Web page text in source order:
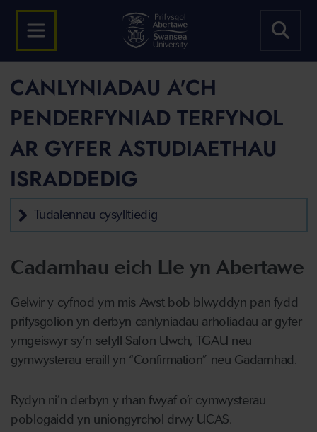
CANLYNIADAU A'CH
PENDERFYNIAD TERFYNOL
AR GYFER ASTUDIAETHAU
ISRADDEDIG
Tudalennau cysylltiedig
Cadarnhau eich Lle yn Abertawe
Gelwir y cyfnod ym mis Awst bob blwyddyn pan fydd
prifysgolion yn derbyn canlyniadau arholiadau ar gyfer
ymgeiswyr sy’n sefyll Safon Uwch, TGAU neu
gymwysterau eraill yn “Confirmation” neu Gadarnhad.
Rydyn ni’n derbyn y rhan fwyaf o’r cymwysterau
poblogaidd yn uniongyrchol drwy UCAS.